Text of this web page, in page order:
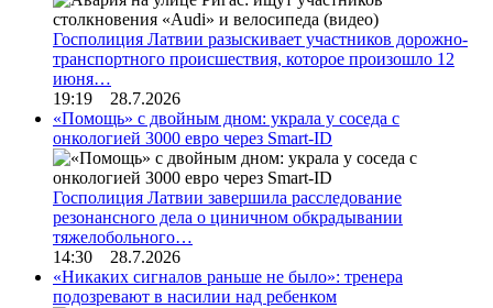
Госполиция Латвии разыскивает участников дорожно-
транспортного происшествия, которое произошло 12
июня…
19:19 28.7.2026
«Помощь» с двойным дном: украла у соседа с
онкологией 3000 евро через Smart-ID
Госполиция Латвии завершила расследование
резонансного дела о циничном обкрадывании
тяжелобольного…
14:30 28.7.2026
«Никаких сигналов раньше не было»: тренера
подозревают в насилии над ребенком